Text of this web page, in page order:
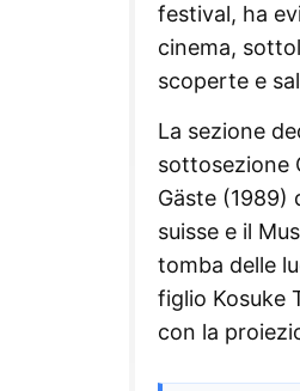
festival, ha
cinema,
scoperte e
La sezione
sottosezione
Gäste (1989)
suisse e il
tomba delle
figlio Kosuke
con la